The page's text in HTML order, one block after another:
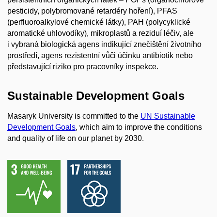
pesticidy, polybromované retardéry hoření), PFAS
(perfluoroalkylové chemické látky), PAH (polycyklické
aromatické uhlovodíky), mikroplastů a reziduí léčiv, ale
i vybraná biologická agens indikující znečištění životního
prostředí, agens rezistentní vůči účinku antibiotik nebo
představující riziko pro pracovníky inspekce.
Sustainable Development Goals
Masaryk University is committed to the UN Sustainable
Development Goals, which aim to improve the conditions
and quality of life on our planet by 2030.